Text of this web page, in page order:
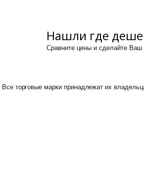
Нашли где
Сравните цены и сделайте Ваш
торговые марки принадлежат их